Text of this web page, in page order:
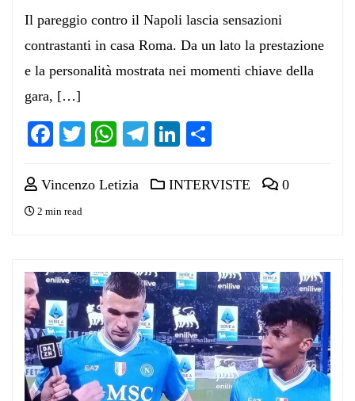
Il pareggio contro il Napoli lascia sensazioni
contrastanti in casa Roma. Da un lato la prestazione
e la personalità mostrata nei momenti chiave della
gara, […]
Facebook
TwitterWhatsApp
Telegram
LinkedIn
Vincenzo Letizia INTERVISTE 0
2 min read